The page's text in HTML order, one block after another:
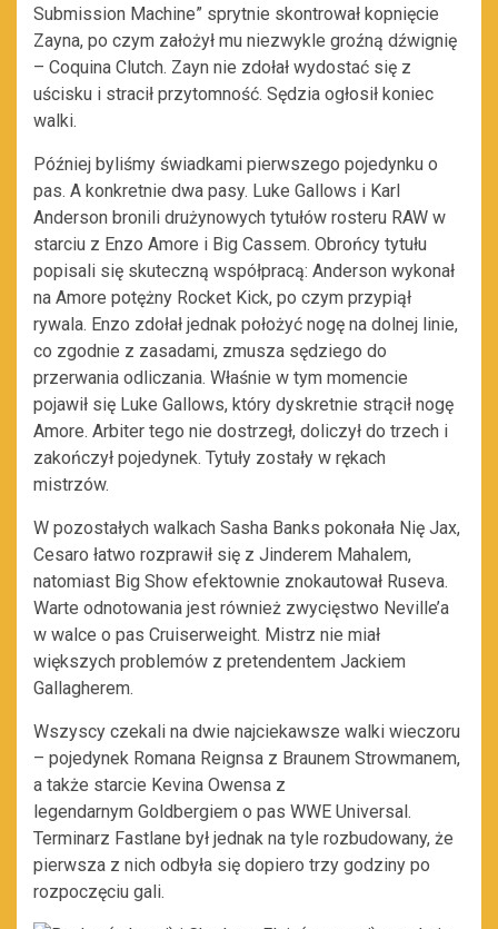
Submission Machine” sprytnie skontrował kopnięcie
Zayna, po czym założył mu niezwykle groźną dźwignię
– Coquina Clutch. Zayn nie zdołał wydostać się z
uścisku i stracił przytomność. Sędzia ogłosił koniec
walki.
Później byliśmy świadkami pierwszego pojedynku o
pas. A konkretnie dwa pasy. Luke Gallows i Karl
Anderson bronili drużynowych tytułów rosteru RAW w
starciu z Enzo Amore i Big Cassem. Obrońcy tytułu
popisali się skuteczną współpracą: Anderson wykonał
na Amore potężny Rocket Kick, po czym przypiął
rywala. Enzo zdołał jednak położyć nogę na dolnej linie,
co zgodnie z zasadami, zmusza sędziego do
przerwania odliczania. Właśnie w tym momencie
pojawił się Luke Gallows, który dyskretnie strącił nogę
Amore. Arbiter tego nie dostrzegł, doliczył do trzech i
zakończył pojedynek. Tytuły zostały w rękach
mistrzów.
W pozostałych walkach Sasha Banks pokonała Nię Jax,
Cesaro łatwo rozprawił się z Jinderem Mahalem,
natomiast Big Show efektownie znokautował Ruseva.
Warte odnotowania jest również zwycięstwo Neville’a
w walce o pas Cruiserweight. Mistrz nie miał
większych problemów z pretendentem Jackiem
Gallagherem.
Wszyscy czekali na dwie najciekawsze walki wieczoru
– pojedynek Romana Reignsa z Braunem Strowmanem,
a także starcie Kevina Owensa z
legendarnym Goldbergiem o pas WWE Universal.
Terminarz Fastlane był jednak na tyle rozbudowany, że
pierwsza z nich odbyła się dopiero trzy godziny po
rozpoczęciu gali.